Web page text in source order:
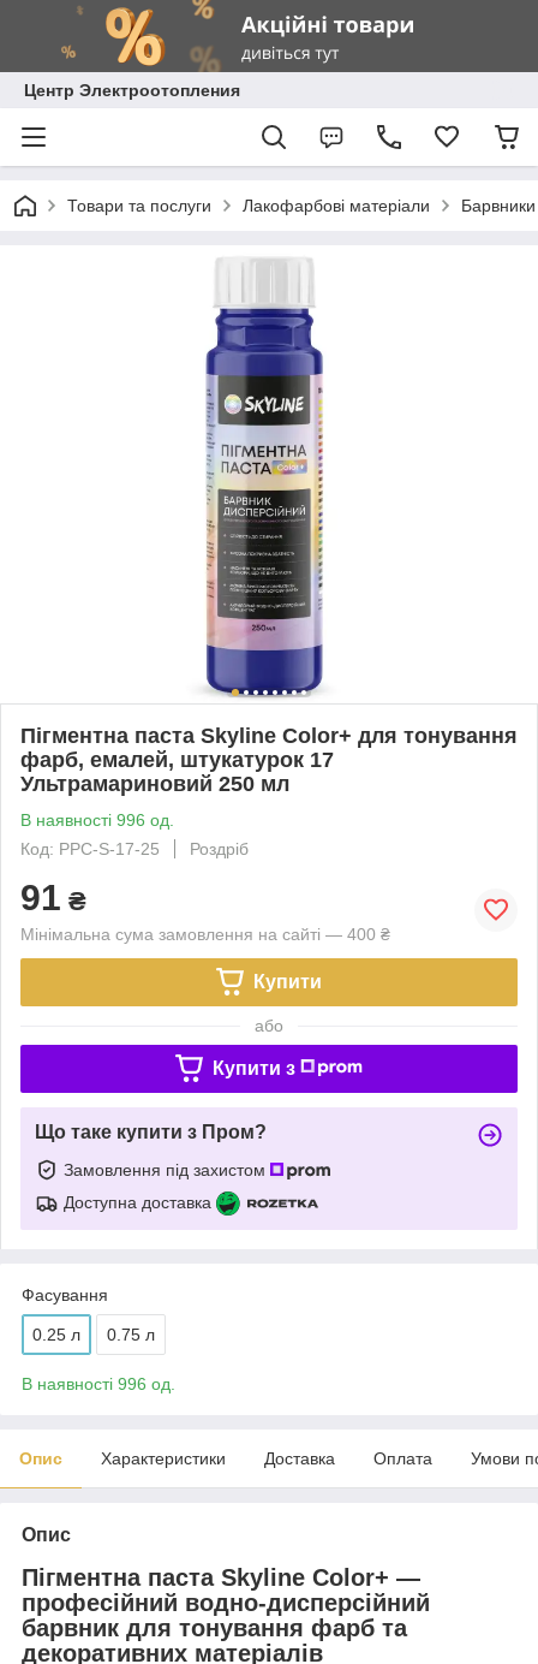
Центр Электроотопления
Товари та послуги Лакофарбові матеріали Барвники
Пігментна паста Skyline Color+ для тонування
фарб, емалей, штукатурок 17
Ультрамариновий 250 мл
В наявності 996 од.
Код: PPC-S-17-25
Роздріб
91 ₴
Мінімальна сума замовлення на сайті — 400 ₴
Купити
або
Купити з
Що таке купити з Пром?
Замовлення під захистом
Доступна доставка
Фасування
0.25 л 0.75 л
В наявності 996 од.
Опис Характеристики Доставка Оплата Умови
Опис
Пігментна паста Skyline Color+ —
професійний водно-дисперсійний
барвник для тонування фарб та
декоративних матеріалів